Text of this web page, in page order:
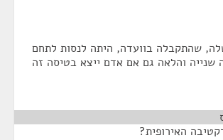
שהתקבלה בוועדה, היתה לנסות לתחם
שנייה והלאה גם אם אדם ייצא בטיסה זה
האירופית?